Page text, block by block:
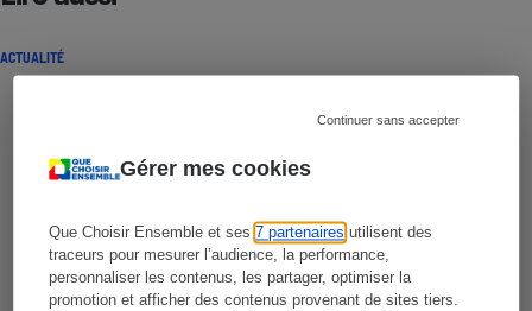
Gérer mes cookies
Que Choisir Ensemble et ses7 partenaires utilisent des
traceurs pour mesurer l’audience, la performance,
personnaliser les contenus, les partager, optimiser la
promotion et afficher des contenus provenant de sites tiers.
Continuer sans accepter
ACTUALITÉ